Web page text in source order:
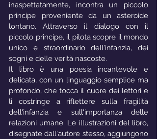
inaspettatamente, incontra un piccolo
principe proveniente da un asteroide
lontano. Attraverso il dialogo con il
piccolo principe, il pilota scopre il mondo
unico e straordinario dell'infanzia, dei
sogni e delle verità nascoste.
Il libro è una poesia incantevole e
delicata, con un linguaggio semplice ma
profondo, che tocca il cuore dei lettori e
li costringe a riflettere sulla fragilità
dell'infanzia e sull'importanza delle
relazioni umane. Le illustrazioni del libro,
disegnate dall'autore stesso, aggiungono